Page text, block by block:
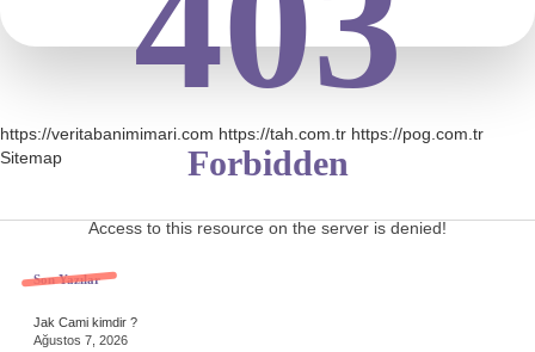
Demek
https://veritabanimimari.com https://tah.com.tr https://pog.com.tr
Sitemap
Sidebar
Son Yazılar
Jak Cami kimdir ?
Ağustos 7, 2026
Forbidden
Access to this resource on the server is denied!